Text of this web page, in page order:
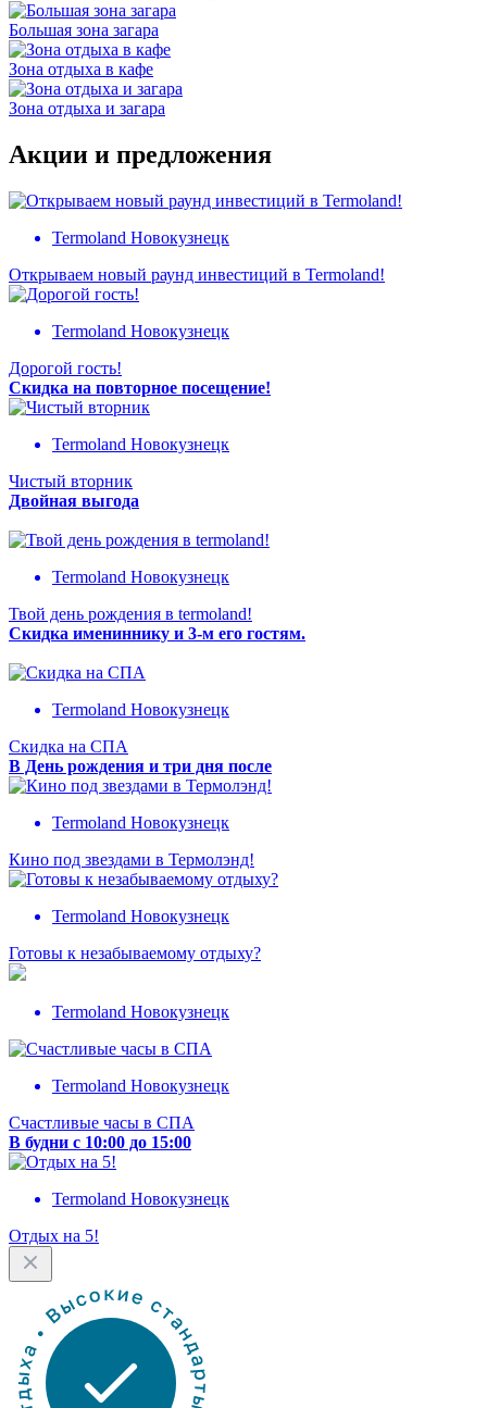
Большая зона загара
Зона отдыха в кафе
Зона отдыха и загара
Акции и предложения
Termoland Новокузнецк
Открываем новый раунд инвестиций в Termoland!
Termoland Новокузнецк
Дорогой гость!
Скидка на повторное посещение!
Termoland Новокузнецк
Чистый вторник
Двойная выгода
Termoland Новокузнецк
Твой день рождения в termoland!
Скидка имениннику и 3-м его гостям.
Termoland Новокузнецк
Скидка на СПА
В День рождения и три дня после
Termoland Новокузнецк
Кино под звездами в Термолэнд!
Termoland Новокузнецк
Готовы к незабываемому отдыху?
Termoland Новокузнецк
Termoland Новокузнецк
Счастливые часы в СПА
В будни с 10:00 до 15:00
Termoland Новокузнецк
Отдых на 5!